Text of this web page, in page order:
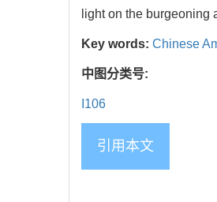
light on the burgeoning
Key words: Chinese
中图分类号:
I106
引用本文